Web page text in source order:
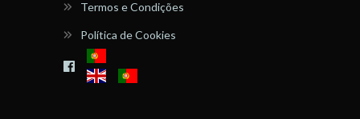
Termos e Condições
Política de Cookies